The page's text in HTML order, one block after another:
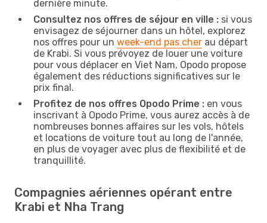
dernière minute.
Consultez nos offres de séjour en ville : si vous
envisagez de séjourner dans un hôtel, explorez
nos offres pour un week-end pas cher au départ
de Krabi. Si vous prévoyez de louer une voiture
pour vous déplacer en Viet Nam, Opodo propose
également des réductions significatives sur le
prix final.
Profitez de nos offres Opodo Prime : en vous
inscrivant à Opodo Prime, vous aurez accès à de
nombreuses bonnes affaires sur les vols, hôtels
et locations de voiture tout au long de l'année,
en plus de voyager avec plus de flexibilité et de
tranquillité.
Compagnies aériennes opérant entre
Krabi et Nha Trang